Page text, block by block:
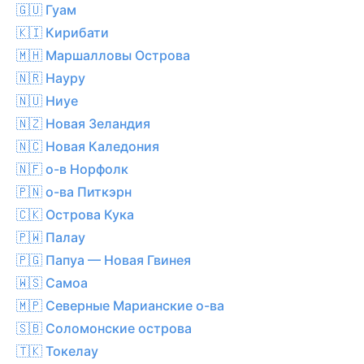
🇬🇺 Гуам
🇰🇮 Кирибати
🇲🇭 Маршалловы Острова
🇳🇷 Науру
🇳🇺 Ниуе
🇳🇿 Новая Зеландия
🇳🇨 Новая Каледония
🇳🇫 о-в Норфолк
🇵🇳 о-ва Питкэрн
🇨🇰 Острова Кука
🇵🇼 Палау
🇵🇬 Папуа — Новая Гвинея
🇼🇸 Самоа
🇲🇵 Северные Марианские о-ва
🇸🇧 Соломонские острова
🇹🇰 Токелау